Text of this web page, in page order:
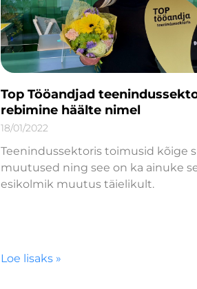
Top Tööandjad
rebimine häälte nimel
18/01/2022
Teenindussektoris toimusid kõige
muutused ning see on ka ainuke
esikolmik muutus täielikult.
Loe lisaks »